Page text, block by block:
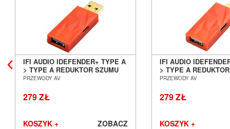
IFI AUDIO IDEFENDER+ TYPE A
> TYPE A REDUKTOR SZUMU
USB SALON POZNAŃ
PRZEWODY AV
279 ZŁ
KOSZYK + ZOBACZ
IFI AUDIO
> TYPE A
USB SALON POZNAŃ
PRZEWODY AV
279 ZŁ
KOSZYK +